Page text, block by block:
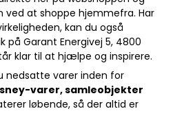
ved at shoppe hjemmefra. Har
kan du også
på Garant Energivej 5, 4800
klar til at hjælpe og inspirere.
nedsatte varer inden for
varer, samleobjekter
løbende, så der altid er